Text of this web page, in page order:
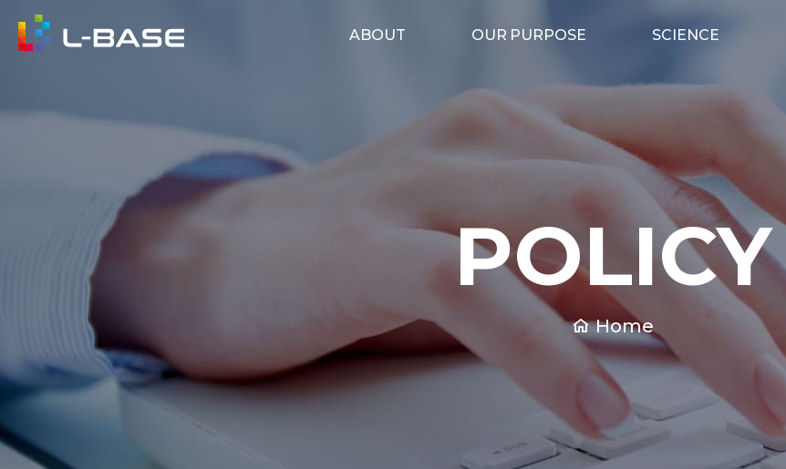
ABOUT OUR PURPOSE SCIENCE
POLICY
Home